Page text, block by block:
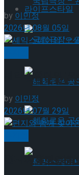
국립극장 –
혜화로운 공
라이프스타일
국립극장
혜화로운
by 이민정
2026년 08월 05일
셰익스피어의 ‘
by이민정
2026년 07월 29일
편지와 함께 찾